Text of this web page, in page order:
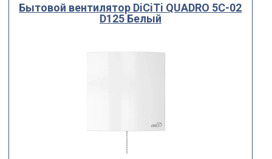
Бытовой вентилятор DiCiTi QUADRO 5C-02
D125 Белый